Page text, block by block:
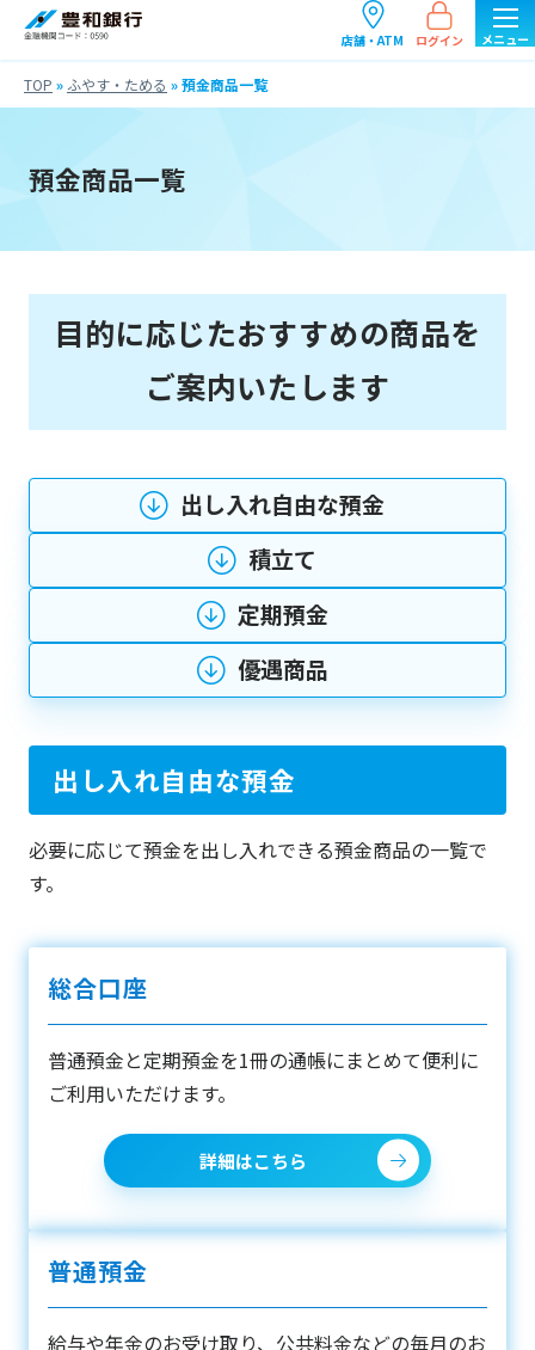
店舗・ATM ログイン
TOP »ふやす・ためる »預金商品一覧
預金商品一覧
目的に応じたおすすめの商品を
ご案内いたします
出し入れ自由な預金
積立て
定期預金
優遇商品
出し入れ自由な預金
必要に応じて預金を出し入れできる預金商品の一覧で
す。
総合口座
普通預金と定期預金を1冊の通帳にまとめて便利に
ご利用いただけます。
詳細はこちら
普通預金
給与や年金のお受け取り、公共料金などの毎月のお